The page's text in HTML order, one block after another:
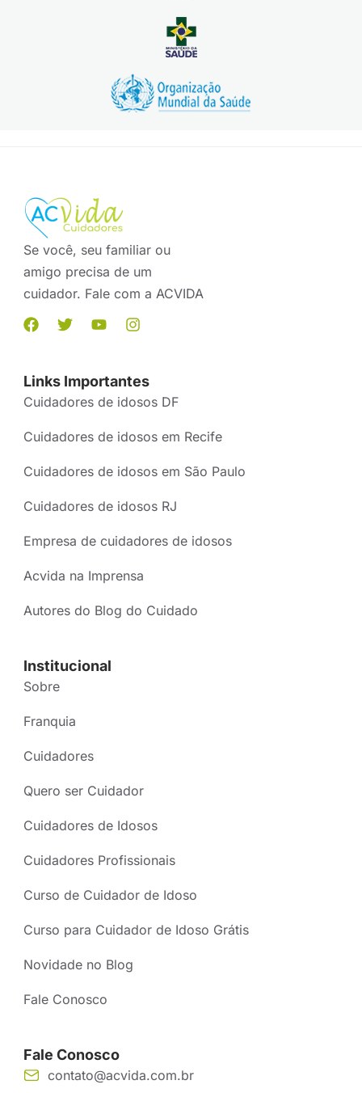
Se você, seu familiar ou
amigo precisa de um
cuidador. Fale com a ACVIDA
Links Importantes
Cuidadores de idosos DF
Cuidadores de idosos em Recife
Cuidadores de idosos em São Paulo
Cuidadores de idosos RJ
Empresa de cuidadores de idosos
Acvida na Imprensa
Autores do Blog do Cuidado
Institucional
Sobre
Franquia
Cuidadores
Quero ser Cuidador
Cuidadores de Idosos
Cuidadores Profissionais
Curso de Cuidador de Idoso
Curso para Cuidador de Idoso Grátis
Novidade no Blog
Fale Conosco
Fale Conosco
contato@acvida.com.br